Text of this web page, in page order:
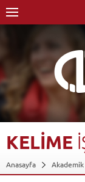
KELİME
Anasayfa Akademik